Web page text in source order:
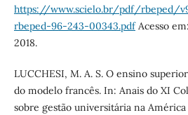
https://www.scielo.br/pdf/rbeped/
rbeped-96-243-00343.pdfAcesso
2018.
LUCCHESI, M. A. S. O ensino
do modelo francês. In: Anais do XI
sobre gestão universitária na